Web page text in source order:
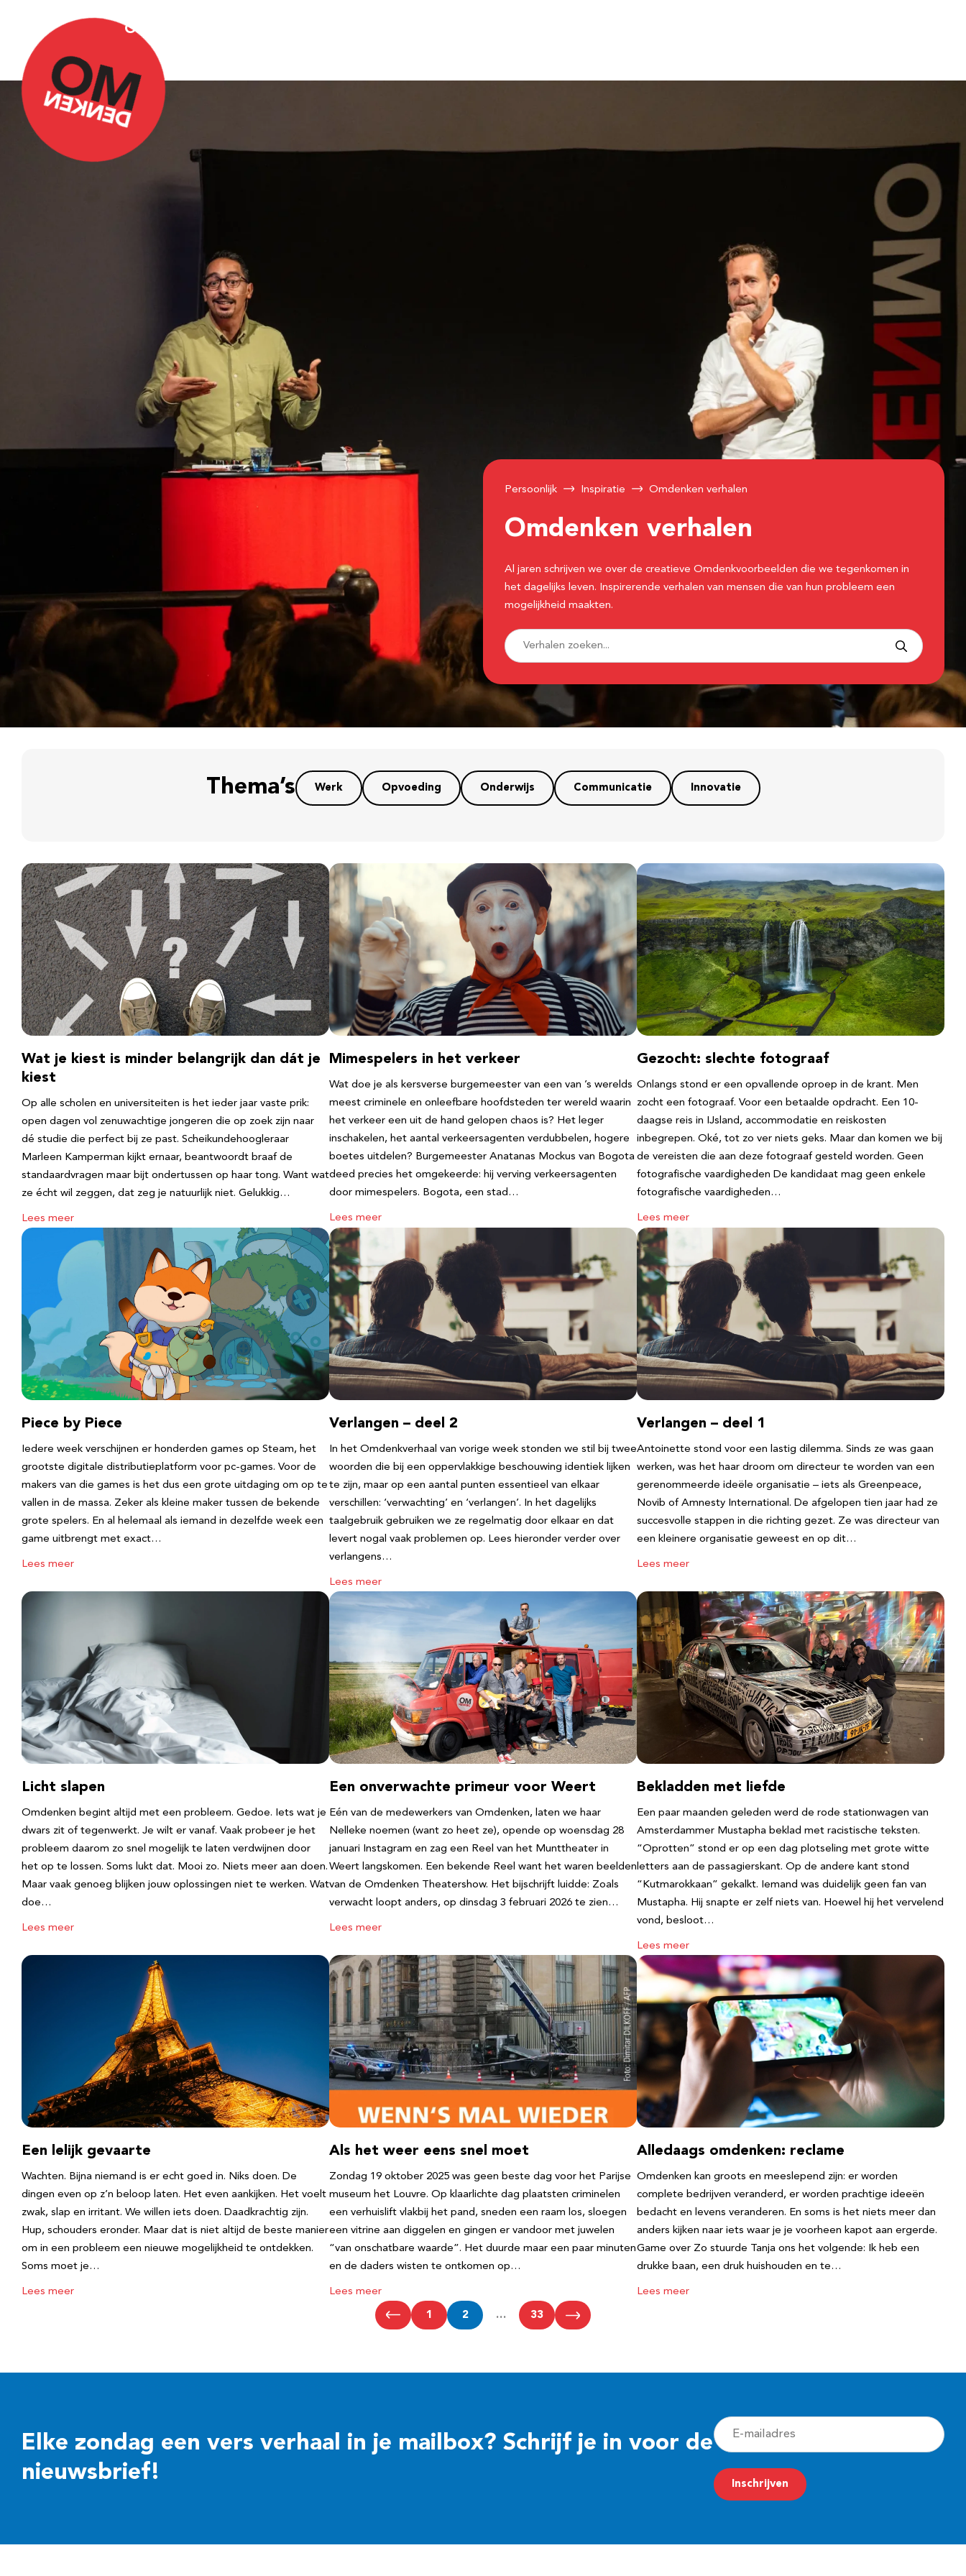
Over Omdenken
Persoonlijk Inspiratie Omdenken verhalen
Omdenken verhalen
Al jaren schrijven we over de creatieve Omdenkvoorbeelden die we tegenkomen in
het dagelijks leven. Inspirerende verhalen van mensen die van hun probleem een
mogelijkheid maakten.
Thema’s Werk Opvoeding Onderwijs Communicatie Innovatie
Wat je kiest is minder belangrijk dan dát je
kiest
Op alle scholen en universiteiten is het ieder jaar vaste prik:
open dagen vol zenuwachtige jongeren die op zoek zijn naar
dé studie die perfect bij ze past. Scheikundehoogleraar
Marleen Kamperman kijkt ernaar, beantwoordt braaf de
standaardvragen maar bijt ondertussen op haar tong. Want wat
ze écht wil zeggen, dat zeg je natuurlijk niet. Gelukkig…
Lees meer
Mimespelers in het verkeer
Wat doe je als kersverse burgemeester van een van ’s werelds
meest criminele en onleefbare hoofdsteden ter wereld waarin
het verkeer een uit de hand gelopen chaos is? Het leger
inschakelen, het aantal verkeersagenten verdubbelen, hogere
boetes uitdelen? Burgemeester Anatanas Mockus van Bogota
deed precies het omgekeerde: hij verving verkeersagenten
door mimespelers. Bogota, een stad…
Lees meer
Gezocht: slechte fotograaf
Onlangs stond er een opvallende oproep in de krant. Men
zocht een fotograaf. Voor een betaalde opdracht. Een 10-
daagse reis in IJsland, accommodatie en reiskosten
inbegrepen. Oké, tot zo ver niets geks. Maar dan komen we bij
de vereisten die aan deze fotograaf gesteld worden. Geen
fotografische vaardigheden De kandidaat mag geen enkele
fotografische vaardigheden…
Lees meer
Piece by Piece
Iedere week verschijnen er honderden games op Steam, het
grootste digitale distributieplatform voor pc-games. Voor de
makers van die games is het dus een grote uitdaging om op te
vallen in de massa. Zeker als kleine maker tussen de bekende
grote spelers. En al helemaal als iemand in dezelfde week een
game uitbrengt met exact…
Lees meer
Verlangen – deel 2
In het Omdenkverhaal van vorige week stonden we stil bij twee
woorden die bij een oppervlakkige beschouwing identiek lijken
te zijn, maar op een aantal punten essentieel van elkaar
verschillen: ‘verwachting’ en ‘verlangen’. In het dagelijks
taalgebruik gebruiken we ze regelmatig door elkaar en dat
levert nogal vaak problemen op. Lees hieronder verder over
verlangens…
Lees meer
Verlangen – deel 1
Antoinette stond voor een lastig dilemma. Sinds ze was gaan
werken, was het haar droom om directeur te worden van een
gerenommeerde ideële organisatie – iets als Greenpeace,
Novib of Amnesty International. De afgelopen tien jaar had ze
succesvolle stappen in die richting gezet. Ze was directeur van
een kleinere organisatie geweest en op dit…
Lees meer
Licht slapen
Omdenken begint altijd met een probleem. Gedoe. Iets wat je
dwars zit of tegenwerkt. Je wilt er vanaf. Vaak probeer je het
probleem daarom zo snel mogelijk te laten verdwijnen door
het op te lossen. Soms lukt dat. Mooi zo. Niets meer aan doen.
Maar vaak genoeg blijken jouw oplossingen niet te werken. Wat
doe…
Lees meer
Een onverwachte primeur voor Weert
Eén van de medewerkers van Omdenken, laten we haar
Nelleke noemen (want zo heet ze), opende op woensdag 28
januari Instagram en zag een Reel van het Munttheater in
Weert langskomen. Een bekende Reel want het waren beelden
van de Omdenken Theatershow. Het bijschrijft luidde: Zoals
verwacht loopt anders, op dinsdag 3 februari 2026 te zien…
Lees meer
Bekladden met liefde
Een paar maanden geleden werd de rode stationwagen van
Amsterdammer Mustapha beklad met racistische teksten.
“Oprotten” stond er op een dag plotseling met grote witte
letters aan de passagierskant. Op de andere kant stond
“Kutmarokkaan” gekalkt. Iemand was duidelijk geen fan van
Mustapha. Hij snapte er zelf niets van. Hoewel hij het vervelend
vond, besloot…
Lees meer
Een lelijk gevaarte
Wachten. Bijna niemand is er echt goed in. Niks doen. De
dingen even op z’n beloop laten. Het even aankijken. Het voelt
zwak, slap en irritant. We willen iets doen. Daadkrachtig zijn.
Hup, schouders eronder. Maar dat is niet altijd de beste manier
om in een probleem een nieuwe mogelijkheid te ontdekken.
Soms moet je…
Lees meer
Als het weer eens snel moet
Zondag 19 oktober 2025 was geen beste dag voor het Parijse
museum het Louvre. Op klaarlichte dag plaatsten criminelen
een verhuislift vlakbij het pand, sneden een raam los, sloegen
een vitrine aan diggelen en gingen er vandoor met juwelen
“van onschatbare waarde”. Het duurde maar een paar minuten
en de daders wisten te ontkomen op…
Lees meer
Alledaags omdenken: reclame
Omdenken kan groots en meeslepend zijn: er worden
complete bedrijven veranderd, er worden prachtige ideeën
bedacht en levens veranderen. En soms is het niets meer dan
anders kijken naar iets waar je je voorheen kapot aan ergerde.
Game over Zo stuurde Tanja ons het volgende: Ik heb een
drukke baan, een druk huishouden en te…
Lees meer
1 2 … 33
Elke zondag een vers verhaal in je mailbox? Schrijf je in voor de
nieuwsbrief!
E
-
m
a
Inschrijven